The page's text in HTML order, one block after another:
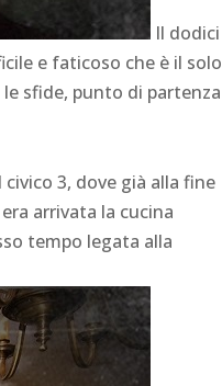
Il dodici
e faticoso che è il solo
sfide, punto di partenza
3, dove già alla fine
arrivata la cucina
tempo legata alla